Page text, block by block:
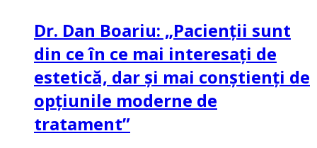
Dr. Dan Boariu: „Pacienții sunt
din ce în ce mai interesați de
estetică, dar și mai conștienți de
opțiunile moderne de
tratament”